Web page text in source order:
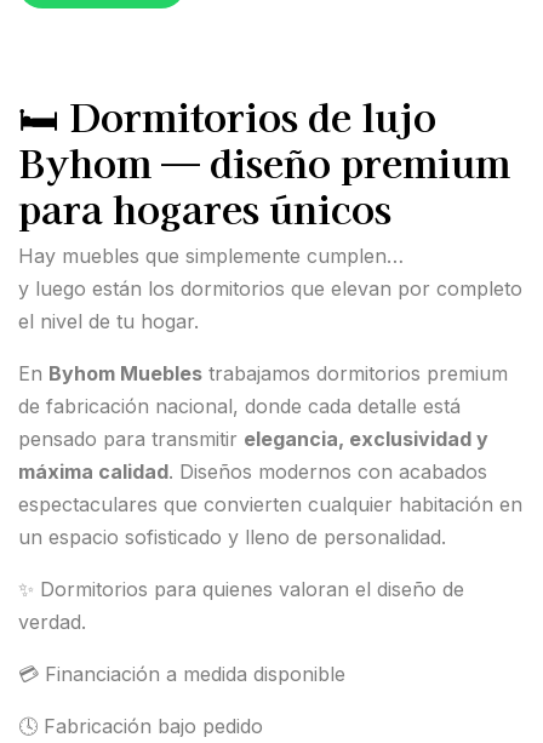
🛏️ Dormitorios de lujo
Byhom — diseño premium
para hogares únicos
Hay muebles que simplemente cumplen…
y luego están los dormitorios que elevan por completo
el nivel de tu hogar.
En Byhom Muebles trabajamos dormitorios premium
de fabricación nacional, donde cada detalle está
pensado para transmitir elegancia, exclusividad y
máxima calidad. Diseños modernos con acabados
espectaculares que convierten cualquier habitación en
un espacio sofisticado y lleno de personalidad.
✨ Dormitorios para quienes valoran el diseño de
verdad.
💳 Financiación a medida disponible
🕓 Fabricación bajo pedido